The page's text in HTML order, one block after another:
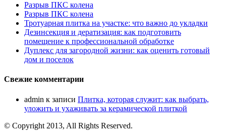
Разрыв ПКС колена
Разрыв ПКС колена
Тротуарная плитка на участке: что важно до укладки
Дезинсекция и дератизация: как подготовить
помещение к профессиональной обработке
Дуплекс для загородной жизни: как оценить готовый
дом и поселок
Свежие комментарии
admin к записи Плитка, которая служит: как выбрать,
уложить и ухаживать за керамической плиткой
© Copyright 2013, All Rights Reserved.